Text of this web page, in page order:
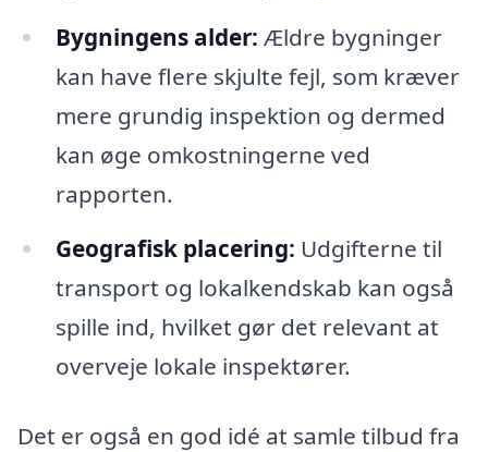
Bygningens alder: Ældre bygninger
kan have flere skjulte fejl, som kræver
mere grundig inspektion og dermed
kan øge omkostningerne ved
rapporten.
Geografisk placering: Udgifterne til
transport og lokalkendskab kan også
spille ind, hvilket gør det relevant at
overveje lokale inspektører.
Det er også en god idé at samle tilbud fra